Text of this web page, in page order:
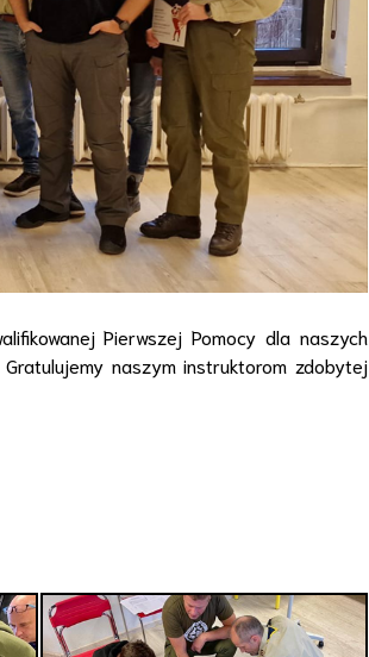
Pierwszej Pomocy dla naszych
naszym instruktorom zdobytej